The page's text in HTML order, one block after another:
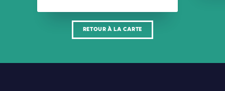
RETOUR À LA CARTE